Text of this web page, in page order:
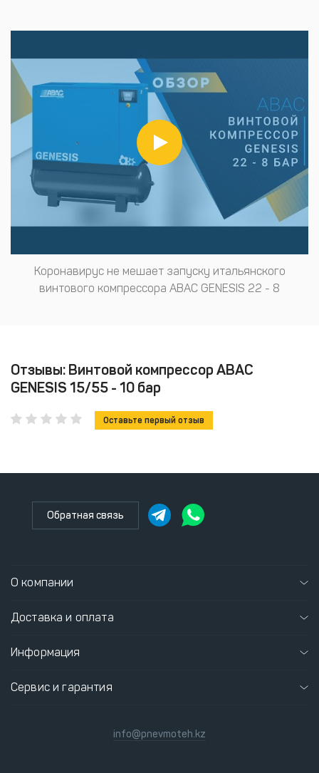
Коронавирус не мешает запуску итальянского
винтового компрессора ABAC GENESIS 22 - 8
Отзывы: Винтовой компрессор ABAC
GENESIS 15/55 - 10 бар
Оставьте первый отзыв
Обратная связь
О компании
Доставка и оплата
Информация
Сервис и гарантия
info@pnevmoteh.kz